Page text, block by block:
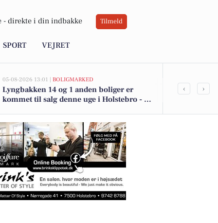
- direkte i din indbakke Tilmeld
SPORT VEJRET
05-08-2026 13:01 | BOLIGMARKED
Lyngbakken 14 og 1 anden boliger er
kommet til salg denne uge i Holstebro - se
Top 6 over
‹ ›